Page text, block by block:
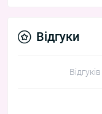
Відгуки